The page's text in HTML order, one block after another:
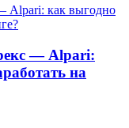
— Alpari:
на